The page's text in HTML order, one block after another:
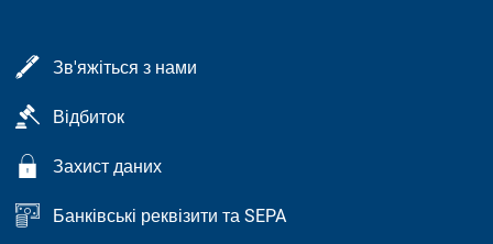
Зв'яжіться з нами
Відбиток
Захист даних
Банківські реквізити та SEPA